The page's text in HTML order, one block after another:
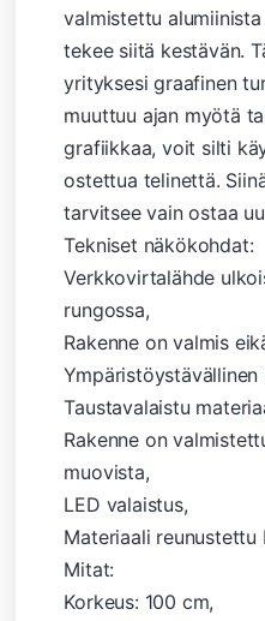
valmistettu
tekee siitä kestävän.
yrityksesi graafinen
muuttuu ajan myötä
grafiikkaa, voit silti
ostettua telinettä.
tarvitsee vain ostaa
Tekniset näkökohdat:
Verkkovirtalähde
rungossa,
Rakenne on valmis
Taustavalaistu
Rakenne on
muovista,
LED valaistus,
Materiaali reunustettu
Mitat:
Korkeus: 100 cm,